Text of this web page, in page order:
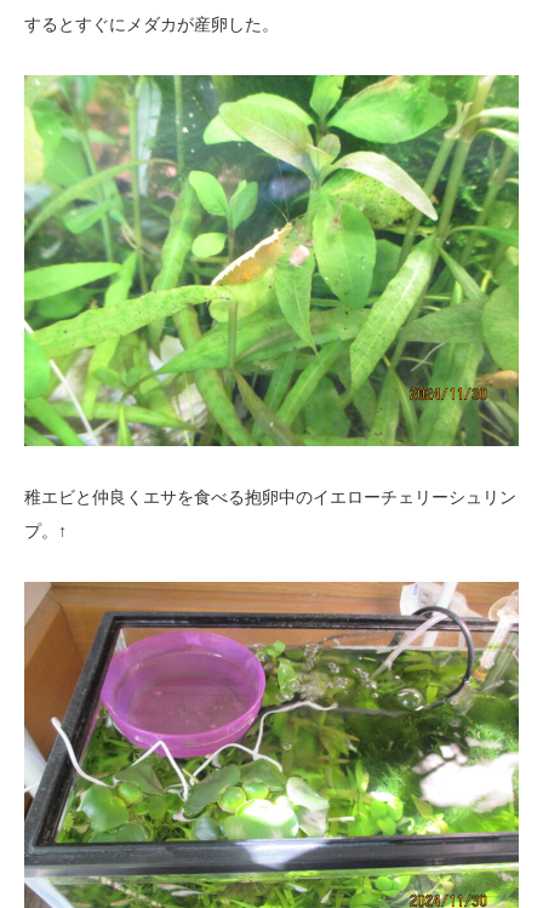
するとすぐにメダカが産卵した。
稚エビと仲良くエサを食べる抱卵中のイエローチェリーシュリン
プ。↑